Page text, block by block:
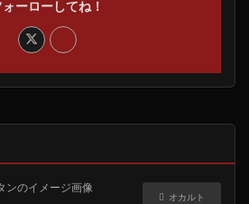
ォーローしてね！
オカルト